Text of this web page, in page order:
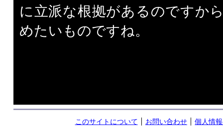
に立派な根拠があるのですか
めたいものですね。
このサイトについて お問い合わせ
個人情